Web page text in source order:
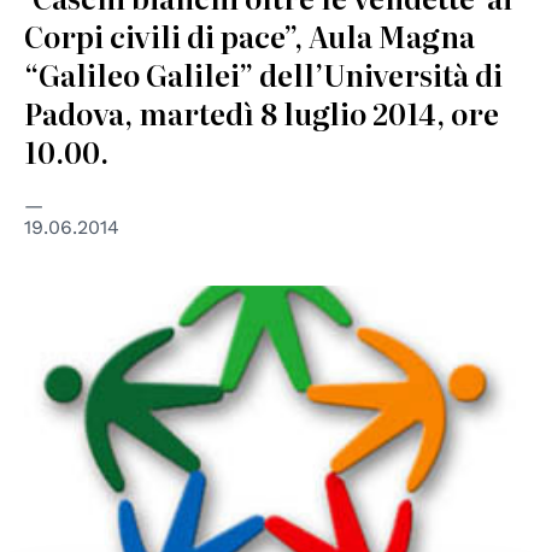
Corpi civili di pace”, Aula Magna
“Galileo Galilei” dell’Università di
Padova, martedì 8 luglio 2014, ore
10.00.
19.06.2014